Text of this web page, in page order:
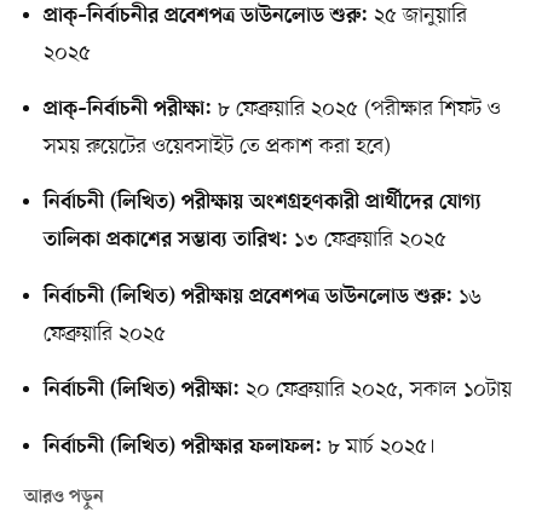
প্রাক্‌–নির্বাচনীর প্রবেশপত্র ডাউনলোড শুরু: ২৫ জানুয়ারি
২০২৫
প্রাক্‌–নির্বাচনী পরীক্ষা: ৮ ফেব্রুয়ারি ২০২৫ (পরীক্ষার শিফট ও
সময় রুয়েটের ওয়েবসাইট তে প্রকাশ করা হবে)
নির্বাচনী (লিখিত) পরীক্ষায় অংশগ্রহণকারী প্রার্থীদের যোগ্য
তালিকা প্রকাশের সম্ভাব্য তারিখ: ১৩ ফেব্রুয়ারি ২০২৫
নির্বাচনী (লিখিত) পরীক্ষায় প্রবেশপত্র ডাউনলোড শুরু: ১৬
ফেব্রুয়ারি ২০২৫
নির্বাচনী (লিখিত) পরীক্ষা: ২০ ফেব্রুয়ারি ২০২৫, সকাল ১০টায়
নির্বাচনী (লিখিত) পরীক্ষার ফলাফল: ৮ মার্চ ২০২৫।
আরও পড়ুন